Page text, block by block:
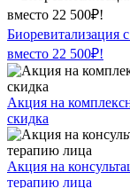
Биоревитализация
вместо 22 500₽!
Акция на
скидка
Акция на
терапию лица